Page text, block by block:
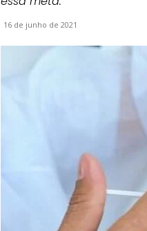
16 de junho de 2021